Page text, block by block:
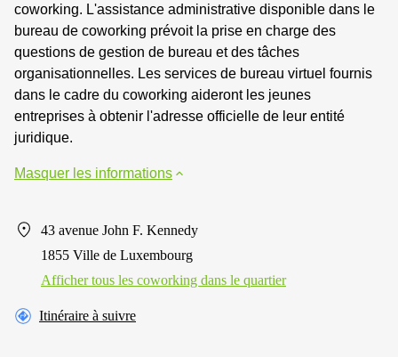
coworking. L'assistance administrative disponible dans le
bureau de coworking prévoit la prise en charge des
questions de gestion de bureau et des tâches
organisationnelles. Les services de bureau virtuel fournis
dans le cadre du coworking aideront les jeunes
entreprises à obtenir l'adresse officielle de leur entité
juridique.
Masquer les informations
43 avenue John F. Kennedy
1855 Ville de Luxembourg
Afficher tous les сoworking dans le quartier
Itinéraire à suivre